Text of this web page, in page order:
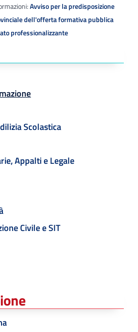
Avviso per la predisposizione
dell'offerta formativa pubblica
professionalizzante
Scolastica
Appalti e Legale
Civile e SIT